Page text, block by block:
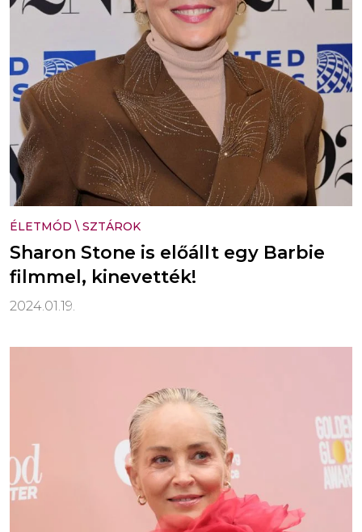
ÉLETMÓD \ SZTÁROK
Sharon Stone is előállt egy Barbie
filmmel, kinevették!
2024.01.19.